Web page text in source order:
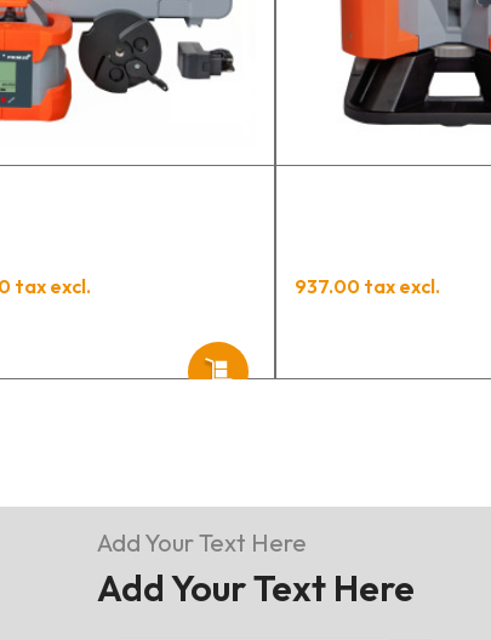
contento.
tax excl. 937.00 tax excl.
Add Your Text Here
Add Your Text Here